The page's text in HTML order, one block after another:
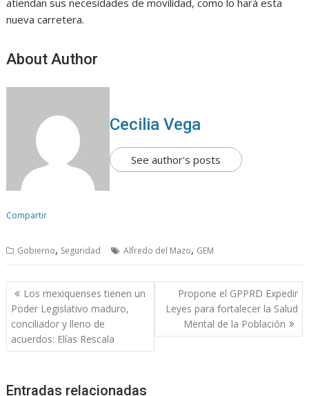
atiendan sus necesidades de movilidad, como lo hará esta
nueva carretera.
About Author
Cecilia Vega
See author's posts
Compartir
Gobierno, Seguridad Alfredo del Mazo, GEM
N
a
v
e
Los mexiquenses tienen un
Poder Legislativo maduro,
conciliador y lleno de
acuerdos: Elías Rescala
Propone el GPPRD Expedir
Leyes para fortalecer la Salud
Mental de la Población
Entradas relacionadas